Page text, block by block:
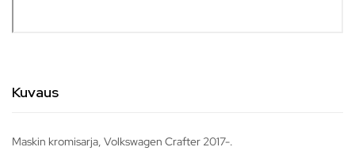
Kuvaus
Maskin kromisarja, Volkswagen Crafter 2017-.